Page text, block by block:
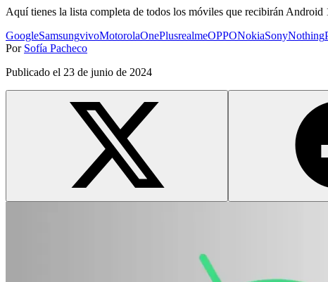
Aquí tienes la lista completa de todos los móviles que recibirán
GoogleSamsungvivoMotorolaOnePlusrealmeOPPONokiaSonyNothing
Por Sofía Pacheco
Publicado el 23 de junio de 2024